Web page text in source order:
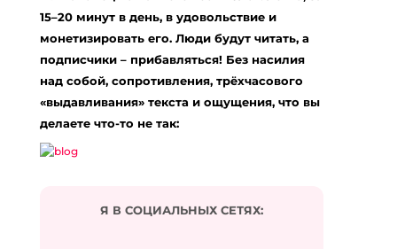
15–20 минут в день, в удовольствие и
монетизировать его. Люди будут читать, а
подписчики – прибавляться! Без насилия
над собой, сопротивления, трёхчасового
«выдавливания» текста и ощущения, что вы
делаете что-то не так:
Я В СОЦИАЛЬНЫХ СЕТЯХ: